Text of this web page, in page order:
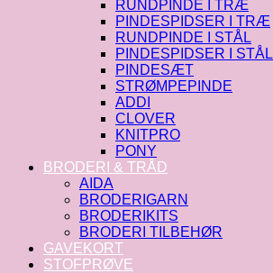
RUNDPINDE I TRÆ
PINDESPIDSER I TRÆ
RUNDPINDE I STÅL
PINDESPIDSER I STÅL
PINDESÆT
STRØMPEPINDE
ADDI
CLOVER
KNITPRO
PONY
BRODERI & TRÅD
AIDA
BRODERIGARN
BRODERIKITS
BRODERI TILBEHØR
GAVEKORT
STOFPRØVE